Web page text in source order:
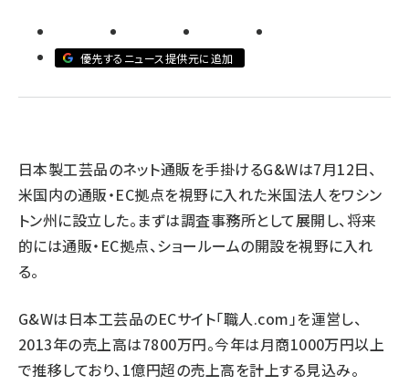
base (1071)
優先するニュース提供元に追加
日本製工芸品のネット通販を手掛けるG&Wは7月12日、
米国内の通販・EC拠点を視野に入れた米国法人をワシン
トン州に設立した。まずは調査事務所として展開し、将来
的には通販・EC拠点、ショールームの開設を視野に入れ
る。
G&Wは日本工芸品のECサイト「職人.com」を運営し、
2013年の売上高は7800万円。今年は月商1000万円以上
で推移しており、1億円超の売上高を計上する見込み。